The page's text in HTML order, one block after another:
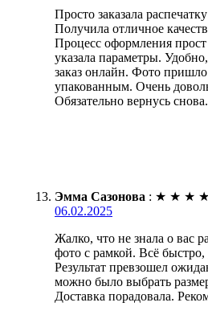
Просто заказала
Получила отличное
Процесс оформления
указала параметры.
заказ онлайн. Фото
упакованным. Очень
Обязательно вернусь снова.
Эмма Сазонова : ★ ★ ★ ★
06.02.2025
Жалко, что не знала о вас
фото с рамкой. Всё быстро,
Результат превзошел
можно было выбрать
Доставка порадовала.